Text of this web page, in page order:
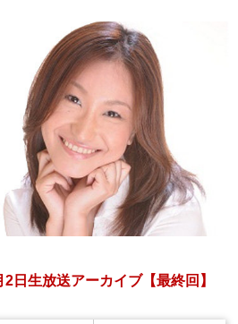
日生放送アーカイブ【最終回】